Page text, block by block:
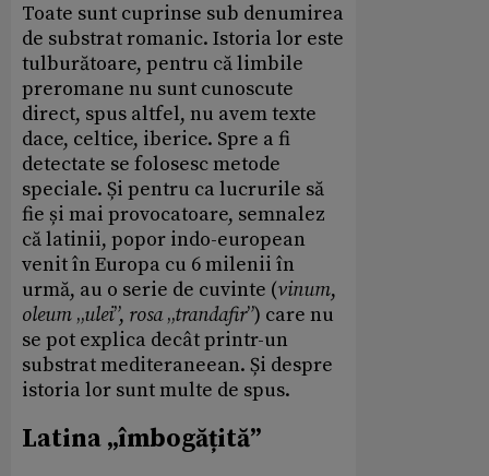
Toate sunt cuprinse sub denumirea
de substrat romanic. Istoria lor este
tulburătoare, pentru că limbile
preromane nu sunt cunoscute
direct, spus altfel, nu avem texte
dace, celtice, iberice. Spre a fi
detectate se folosesc metode
speciale. Și pentru ca lucrurile să
fie și mai provocatoare, semnalez
că latinii, popor indo-european
venit în Europa cu 6 milenii în
urmă, au o serie de cuvinte (vinum,
oleum „ulei”, rosa„trandafir”) care nu
se pot explica decât printr-un
substrat mediteraneean. Și despre
istoria lor sunt multe de spus.
Latina „îmbogățită”